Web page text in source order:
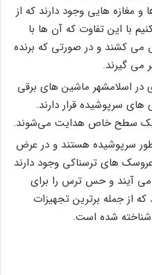
مغازه هایی وجود دارند که از
با این تفاوت که آن ها با
می کشند و در صورتی که برنده
می گیرند.
در اسلامشهر ماشین های برقی
سرپوشیده قرار دارند.
یک سطح خاص هدایت می‌شوند.
سرپوشیده هستند و در عرض
های ترسناکی وجود دارند
آیند و حس ترس را برای
از جمله برترین تجهیزات
شناخته شده است.